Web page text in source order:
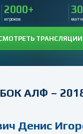
2000+
игроков
ТРАНСЛЯЦИИ
АЛФ –
Денис